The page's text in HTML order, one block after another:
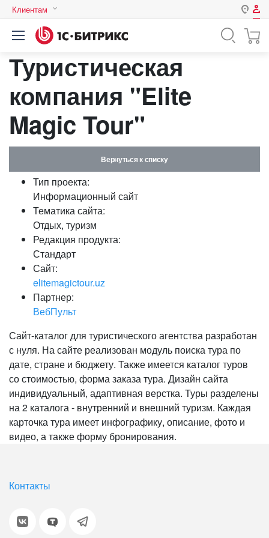
Клиентам
Авторизация
Логин
Пароль
Запомнить меня на этом
Забыли свой пароль?
Туристическая
компания "Elite
Magic Tour"
Вернуться к списку
Тип проекта:
Информационный сайт
Тематика сайта:
Отдых, туризм
Редакция продукта:
Стандарт
Сайт:
elitemagictour.uz
Партнер:
ВебПульт
Сайт-каталог для туристического агентства разработан
с нуля. На сайте реализован модуль поиска тура по
дате, стране и бюджету. Также имеется каталог туров
со стоимостью, форма заказа тура. Дизайн сайта
индивидуальный, адаптивная верстка. Туры разделены
на 2 каталога - внутренний и внешний туризм. Каждая
карточка тура имеет инфографику, описание, фото и
видео, а также форму бронирования.
Контакты